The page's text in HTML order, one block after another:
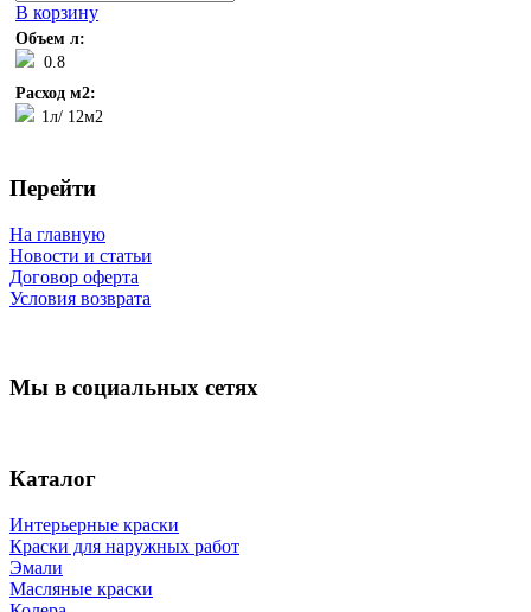
В корзину
Объем л:
0.8
Расход м2:
1л/ 12м2
Перейти
На главную
Новости и статьи
Договор оферта
Условия возврата
Мы в социальных сетях
Каталог
Интерьерные краски
Краски для наружных работ
Эмали
Масляные краски